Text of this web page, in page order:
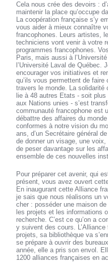
Cela nous crée des devoirs :
maintenir la place qu’occupe
La coopération française s’y
vous aider à mieux connaître
francophones. Leurs artistes,
techniciens vont venir à votre
programmes francophones.
Paris, mais aussi à
l’Université Laval de Québec.
encourager vos initiatives et
qu’ils vous permettent de
travers le monde. La solidarité
lie à 48 autres Etats - soit
aux Nations unies - s’est
communauté francophone est
débattre des affaires du
conformes à notre vision du
ans, d’un Secrétaire général
de donner un visage, une
de peser davantage sur les
ensemble de ces nouvelles
Pour préparer cet avenir, qui
présent, vous avez ouvert
En inaugurant cette Alliance
je sais que nous réalisons un
cher : posséder une maison
les projets et les informations
recherche. C’est ce qu’on a
y suivent des cours.
projets, sa bibliothèque va
se prépare à ouvrir des
année, elle a pris son envol.
1200 alliances françaises en